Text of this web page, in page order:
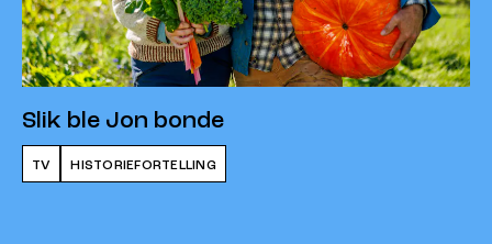
Slik ble Jon bonde
TV HISTORIEFORTELLING